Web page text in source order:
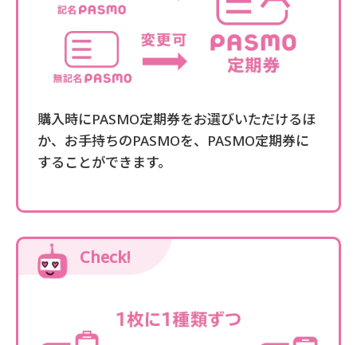
購入時にPASMO定期券をお選びいただけるほ
か、お手持ちのPASMOを、PASMO定期券に
することができます。
Check!